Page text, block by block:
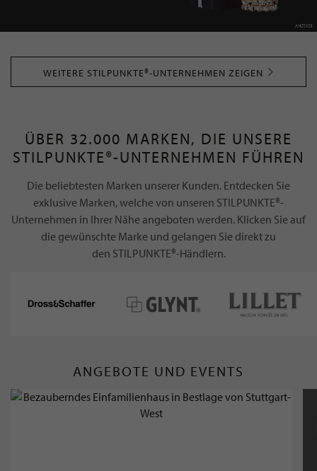
WEITERE STILPUNKTE®-UNTERNEHMEN ZEIGEN
ÜBER 32.000 MARKEN, DIE UNSERE
STILPUNKTE®-UNTERNEHMEN FÜHREN
Die beliebtesten Marken unserer Kunden. Entdecken Sie
exklusive Marken, welche von unseren STILPUNKTE®-
Unternehmen in Ihrer Nähe angeboten werden. Klicken Sie auf
die gewünschte Marke und gelangen Sie direkt zu
den STILPUNKTE®-Händlern.
ANGEBOTE UND EVENTS